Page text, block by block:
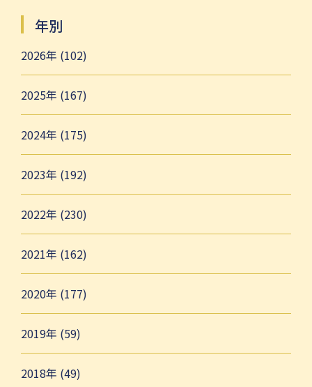
年別
2026年 (102)
2025年 (167)
2024年 (175)
2023年 (192)
2022年 (230)
2021年 (162)
2020年 (177)
2019年 (59)
2018年 (49)